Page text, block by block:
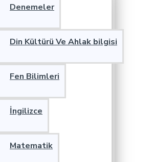
Denemeler
Din Kültürü Ve Ahlak bilgisi
Fen Bilimleri
İngilizce
Matematik